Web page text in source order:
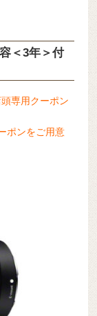
＜3年＞付
専用クーポン
ポンをご用意